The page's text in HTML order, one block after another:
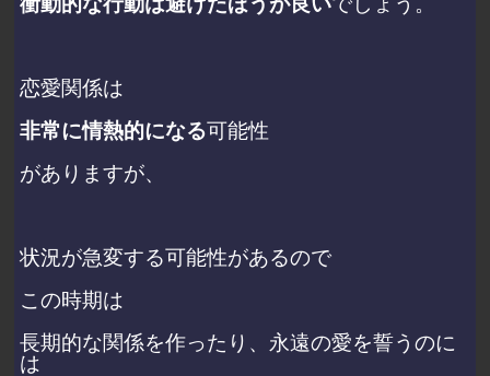
恋愛関係は
非常に情熱的になる可能性
がありますが、
状況が急変する可能性があるので
この時期は
長期的な関係を作ったり、永遠の愛を誓うのに
は